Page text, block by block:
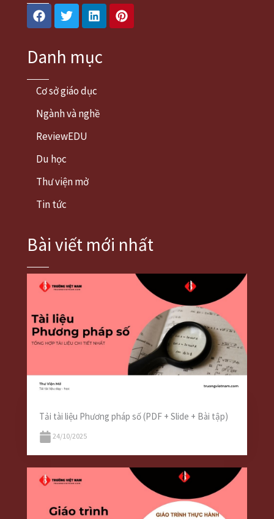
Facebook
TwitterLinkedinPinterest
Danh mục
Cơ sở giáo dục
Ngành và nghề
ReviewEDU
Du học
Thư viện mở
Tin tức
Bài viết mới nhất
Tải tài liệu Phương pháp số (PDF + Slide + Bài tập)
24/10/2025